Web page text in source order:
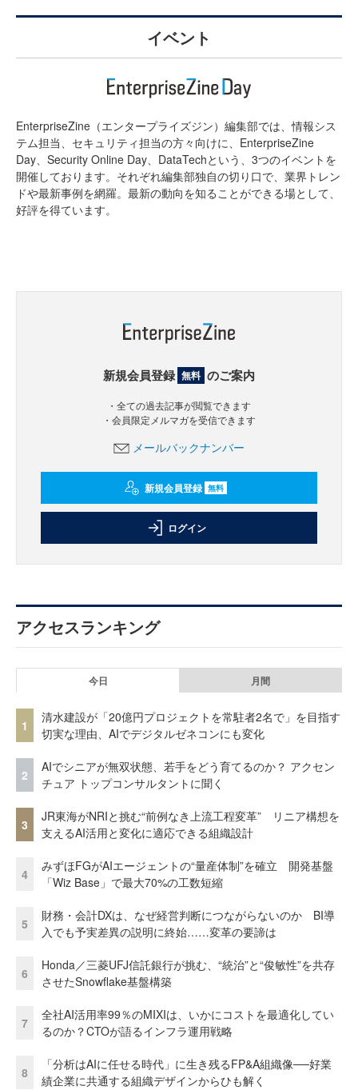
イベント
EnterpriseZine（エンタープライズジン）編集部では、情報シス
テム担当、セキュリティ担当の方々向けに、EnterpriseZine
Day、Security Online Day、DataTechという、3つのイベントを
開催しております。それぞれ編集部独自の切り口で、業界トレン
ドや最新事例を網羅。最新の動向を知ることができる場として、
好評を得ています。
新規会員登録 無料 のご案内
・全ての過去記事が閲覧できます
・会員限定メルマガを受信できます
メールバックナンバー
新規会員登録 無料
ログイン
アクセスランキング
今日 月間
1
清水建設が「20億円プロジェクトを常駐者2名で」を目指す
切実な理由、AIでデジタルゼネコンにも変化
2
AIでシニアが無双状態、若手をどう育てるのか？ アクセン
チュア トップコンサルタントに聞く
3
JR東海がNRIと挑む“前例なき上流工程変革” リニア構想を
支えるAI活用と変化に適応できる組織設計
4
みずほFGがAIエージェントの“量産体制”を確立 開発基盤
「Wiz Base」で最大70%の工数短縮
5
財務・会計DXは、なぜ経営判断につながらないのか BI導
入でも予実差異の説明に終始……変革の要諦は
6
Honda／三菱UFJ信託銀行が挑む、“統治”と“俊敏性”を共存
させたSnowflake基盤構築
7
全社AI活用率99％のMIXIは、いかにコストを最適化してい
るのか？CTOが語るインフラ運用戦略
8
「分析はAIに任せる時代」に生き残るFP&A組織像──好業
績企業に共通する組織デザインからひも解く